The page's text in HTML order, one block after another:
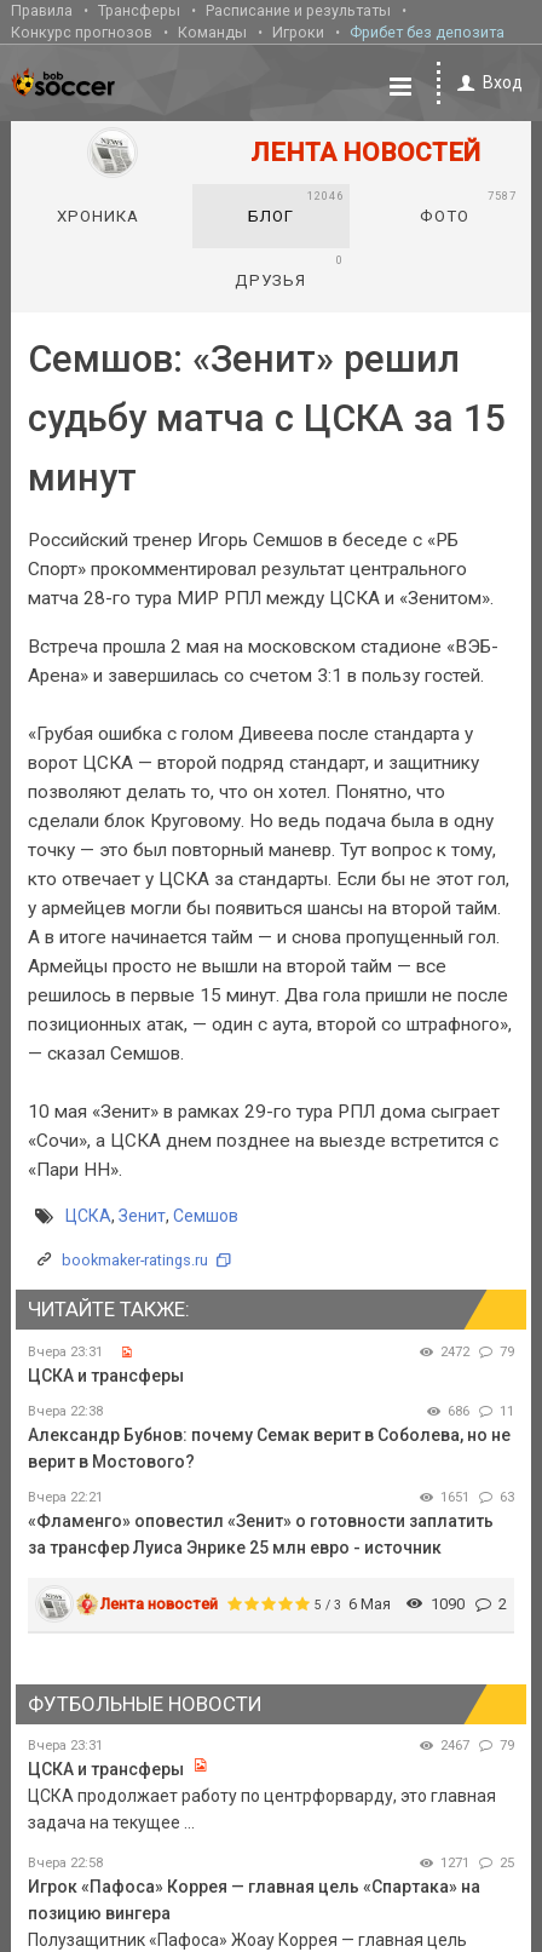
Правила Трансферы
Расписание и результаты
Конкурс прогнозов
Команды Игроки Фрибет без депозита
Вход
ЛЕНТА НОВОСТЕЙ
ХРОНИКА БЛОГ
12046
ФОТО
7587
ДРУЗЬЯ
0
Семшов: «Зенит» решил
судьбу матча с ЦСКА за 15
минут
Российский тренер Игорь Семшов в беседе с «РБ
Спорт» прокомментировал результат центрального
матча 28-го тура МИР РПЛ между ЦСКА и «Зенитом».
Встреча прошла 2 мая на московском стадионе «ВЭБ-
Арена» и завершилась со счетом 3:1 в пользу гостей.
«Грубая ошибка с голом Дивеева после стандарта у
ворот ЦСКА — второй подряд стандарт, и защитнику
позволяют делать то, что он хотел. Понятно, что
сделали блок Круговому. Но ведь подача была в одну
точку — это был повторный маневр. Тут вопрос к тому,
кто отвечает у ЦСКА за стандарты. Если бы не этот гол,
у армейцев могли бы появиться шансы на второй тайм.
А в итоге начинается тайм — и снова пропущенный гол.
Армейцы просто не вышли на второй тайм — все
решилось в первые 15 минут. Два гола пришли не после
позиционных атак, — один с аута, второй со штрафного»,
— сказал Семшов.
10 мая «Зенит» в рамках 29-го тура РПЛ дома сыграет
«Сочи», а ЦСКА днем позднее на выезде встретится с
«Пари НН».
ЦСКА, Зенит, Семшов
bookmaker-ratings.ru
ЧИТАЙТЕ ТАКЖЕ:
Вчера 23:31 2472 79
ЦСКА и трансферы
Вчера 22:38 686 11
Александр Бубнов: почему Семак верит в Соболева, но не
верит в Мостового?
Вчера 22:21 1651 63
«Фламенго» оповестил «Зенит» о готовности заплатить
за трансфер Луиса Энрике 25 млн евро - источник
Лента новостей 5 / 3 6 Мая 1090 2
ФУТБОЛЬНЫЕ НОВОСТИ
Вчера 23:31 2467 79
ЦСКА и трансферы
ЦСКА продолжает работу по центрфорварду, это главная
задача на текущее ...
Вчера 22:58 1271 25
Игрок «Пафоса» Коррея — главная цель «Спартака» на
позицию вингера
Полузащитник «Пафоса» Жоау Коррея — главная цель